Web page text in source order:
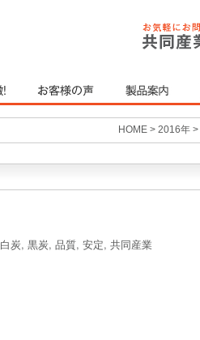
HOME > 2016年 >
白炭, 黒炭, 品質, 安定, 共同産業